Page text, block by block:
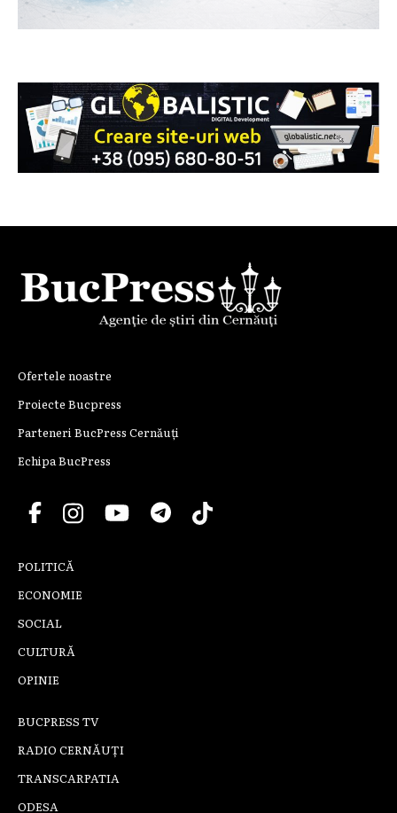
Ofertele noastre
Proiecte Bucpress
Parteneri BucPress Cernăuți
Echipa BucPress
POLITICĂ
ECONOMIE
SOCIAL
CULTURĂ
OPINIE
BUCPRESS TV
RADIO CERNĂUȚI
TRANSCARPATIA
ODESA